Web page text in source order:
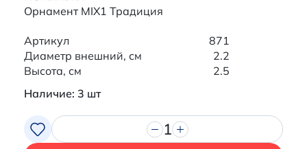
Орнамент MIX1 Традиция
Артикул
871
Диаметр внешний, см
2.2
Высота, см
2.5
Наличие: 3 шт
1